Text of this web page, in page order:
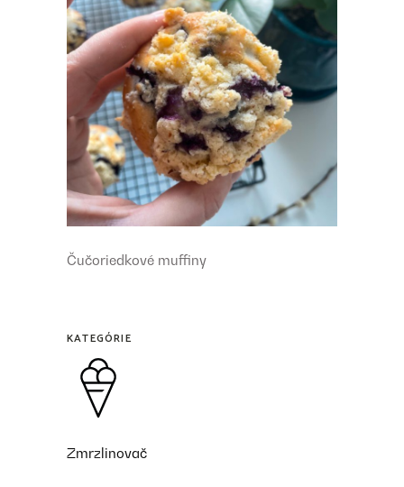
Čučoriedkové muffiny
KATEGÓRIE
Zmrzlinovač